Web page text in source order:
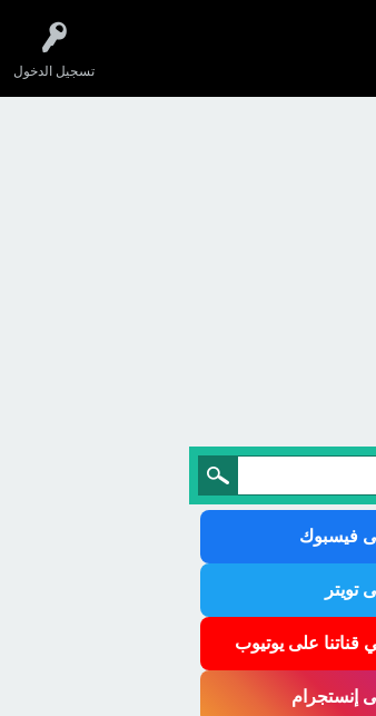
تسجيل الدخول
فيسبوك
تويتر
على يوتيوب
إنستجرام